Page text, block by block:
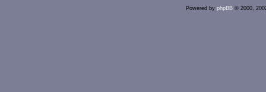
Powered by phpBB© 2000,